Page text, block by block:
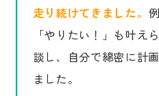
走り続けてきました。
「やりたい！」も叶え
談し、自分で綿密に計
ました。